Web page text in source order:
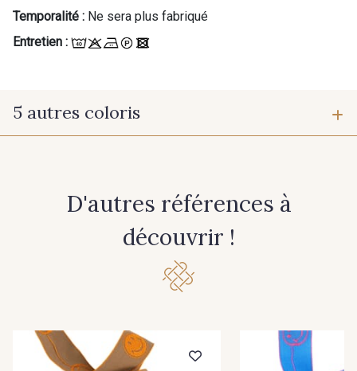
Temporalité : Ne sera plus fabriqué
Entretien :
5 autres coloris
3 - Emeraude-Framboise 4 - Ocre-Jeans
D'autres références à
découvrir !